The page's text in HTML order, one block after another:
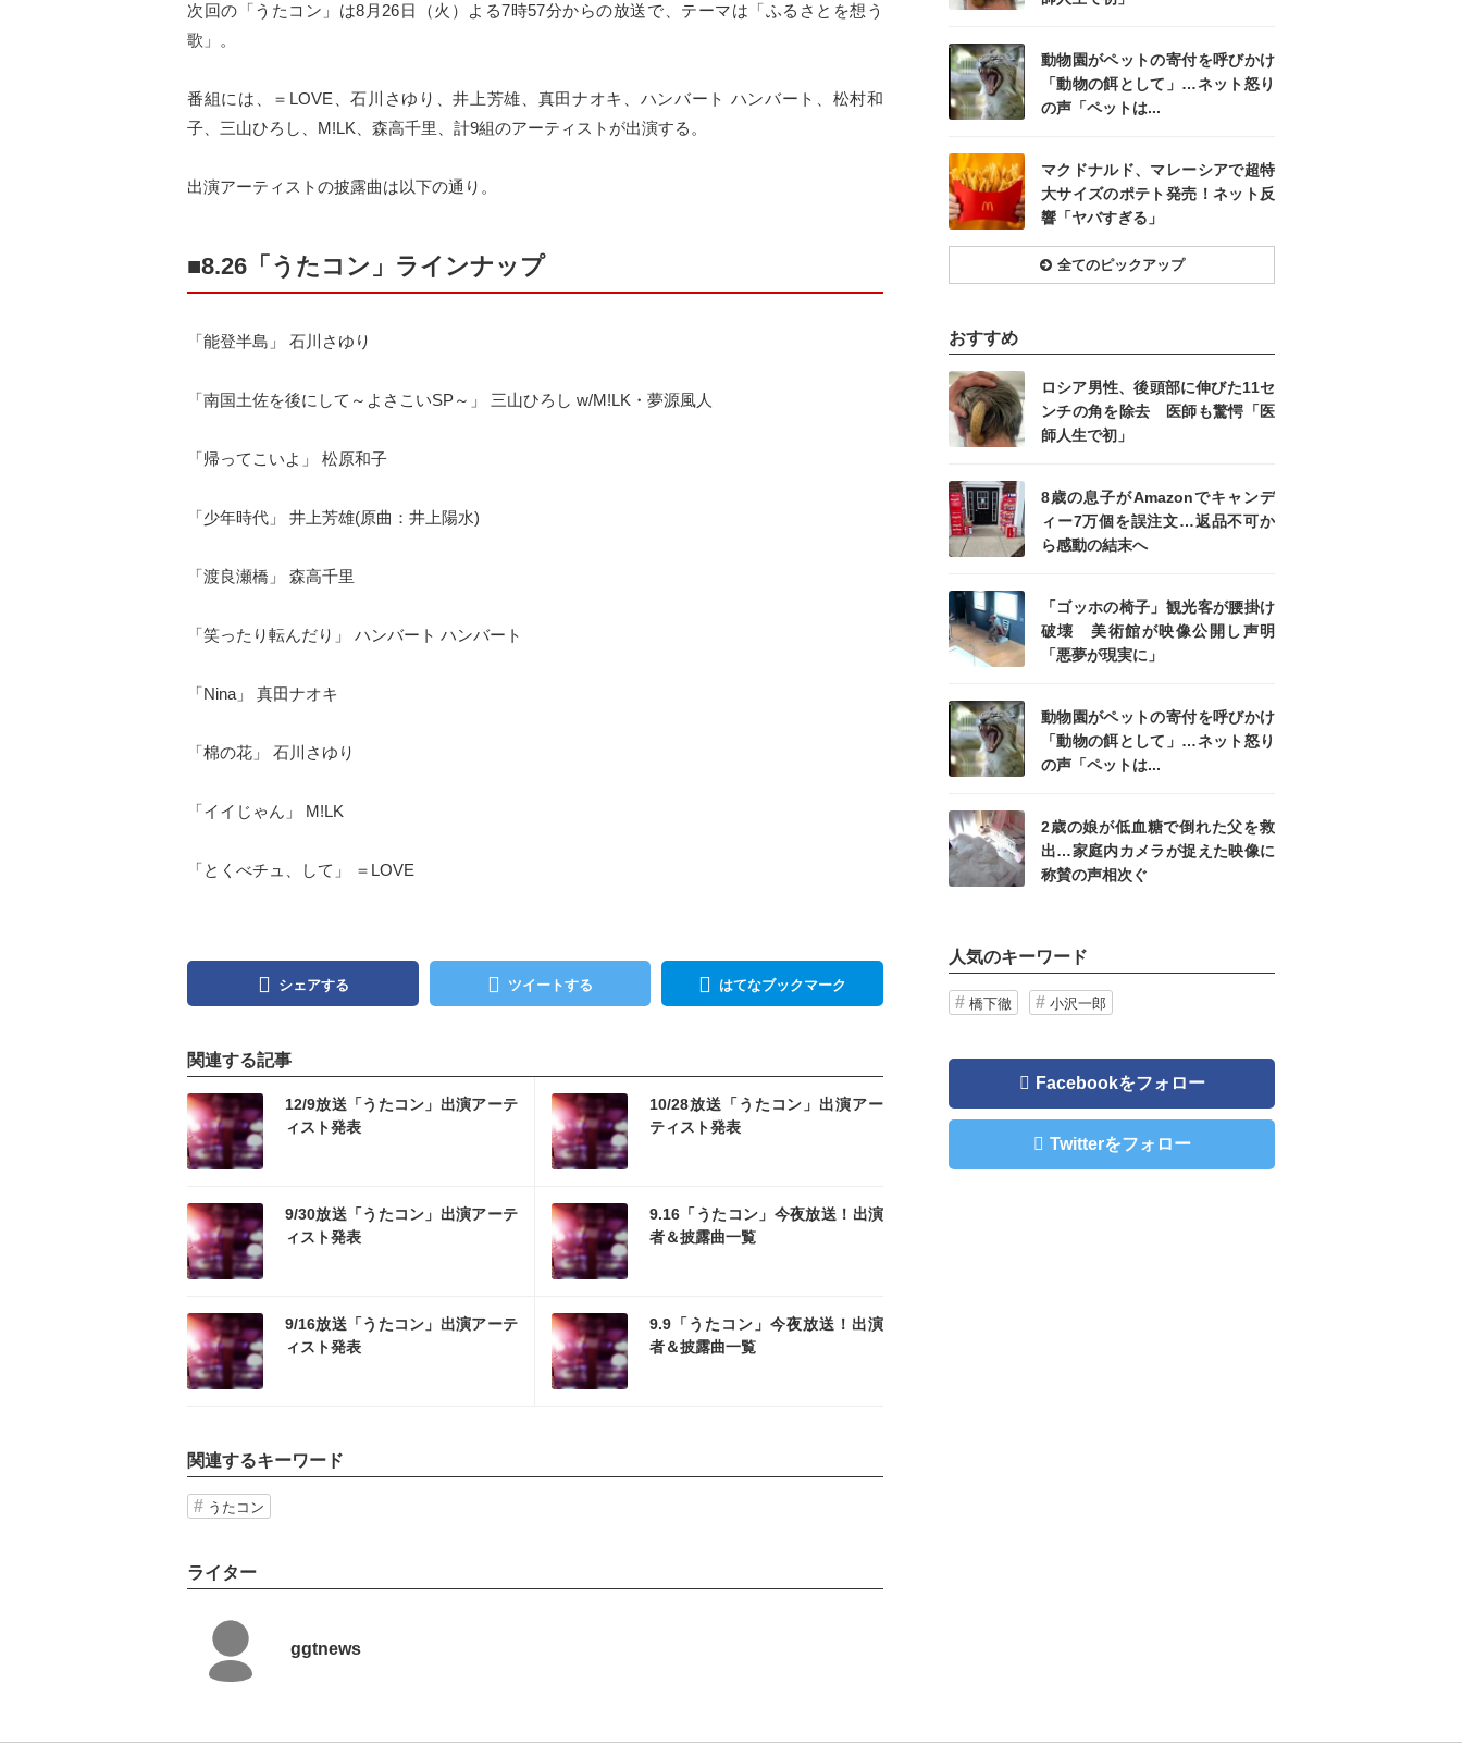
次回の「うたコン」は8月26日（火）よる7時57分からの放送で、テーマは「ふるさとを想う
歌」。
番組には、＝LOVE、石川さゆり、井上芳雄、真田ナオキ、ハンバート ハンバート、松村和
子、三山ひろし、M!LK、森高千里、計9組のアーティストが出演する。
出演アーティストの披露曲は以下の通り。
■8.26「うたコン」ラインナップ
「能登半島」 石川さゆり
「南国土佐を後にして～よさこいSP～」 三山ひろし w/M!LK・夢源風人
「帰ってこいよ」 松原和子
「少年時代」 井上芳雄(原曲：井上陽水)
「渡良瀬橋」 森高千里
「笑ったり転んだり」 ハンバート ハンバート
「Nina」 真田ナオキ
「棉の花」 石川さゆり
「イイじゃん」 M!LK
「とくべチュ、して」 ＝LOVE
シェアする ツイートする はてなブックマーク
関連する記事
12/9放送「うたコン」出演アーテ
ィスト発表
10/28放送「うたコン」出演アー
ティスト発表
記事を読む
9/30放送「うたコン」出演アーテ
ィスト発表
9.16「うたコン」今夜放送！出演
者＆披露曲一覧
記事を読む
9/16放送「うたコン」出演アーテ
ィスト発表
9.9「うたコン」今夜放送！出演
者＆披露曲一覧
記事を読む
関連するキーワード
うたコン
ライター
ggtnews
動物園がペットの寄付を呼びかけ
「動物の餌として」…ネット怒り
の声「ペットは...
マクドナルド、マレーシアで超特
大サイズのポテト発売！ネット反
響「ヤバすぎる」
全てのピックアップ
おすすめ
ロシア男性、後頭部に伸びた11セ
ンチの角を除去 医師も驚愕「医
師人生で初」
8歳の息子がAmazonでキャンデ
ィー7万個を誤注文…返品不可か
ら感動の結末へ
「ゴッホの椅子」観光客が腰掛け
破壊 美術館が映像公開し声明
「悪夢が現実に」
動物園がペットの寄付を呼びかけ
「動物の餌として」…ネット怒り
の声「ペットは...
2歳の娘が低血糖で倒れた父を救
出…家庭内カメラが捉えた映像に
称賛の声相次ぐ
人気のキーワード
橋下徹 小沢一郎
Facebookをフォロー
Twitterをフォロー